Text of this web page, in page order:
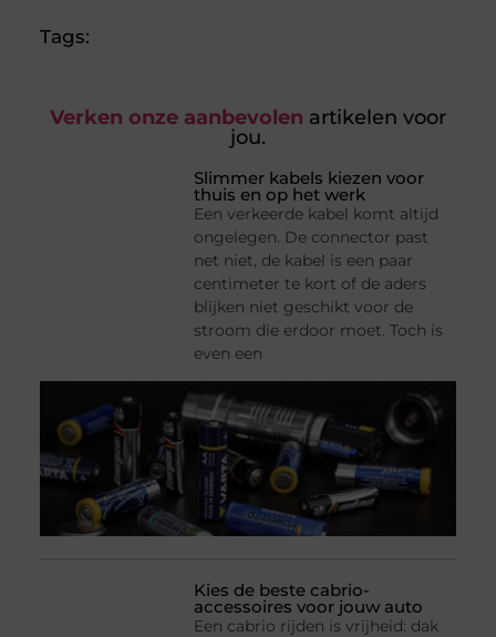
Tags:
Verken onze aanbevolen artikelen voor
jou.
Slimmer kabels kiezen voor
thuis en op het werk
Een verkeerde kabel komt altijd
ongelegen. De connector past
net niet, de kabel is een paar
centimeter te kort of de aders
blijken niet geschikt voor de
stroom die erdoor moet. Toch is
even een
Kies de beste cabrio-
accessoires voor jouw auto
Een cabrio rijden is vrijheid: dak